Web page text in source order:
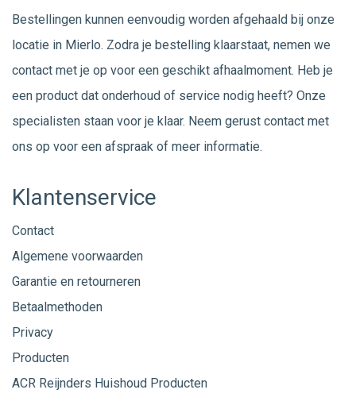
Bestellingen kunnen eenvoudig worden afgehaald bij onze
locatie in Mierlo. Zodra je bestelling klaarstaat, nemen we
contact met je op voor een geschikt afhaalmoment. Heb je
een product dat onderhoud of service nodig heeft? Onze
specialisten staan voor je klaar. Neem gerust contact met
ons op voor een afspraak of meer informatie.
Klantenservice
Contact
Algemene voorwaarden
Garantie en retourneren
Betaalmethoden
Privacy
Producten
ACR Reijnders Huishoud Producten